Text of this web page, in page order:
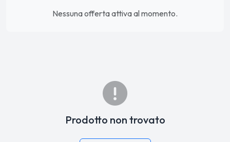
Nessuna offerta attiva al momento.
Prodotto non trovato